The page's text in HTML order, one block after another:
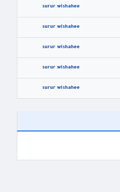
surur wishahee
surur wishahee
surur wishahee
surur wishahee
surur wishahee